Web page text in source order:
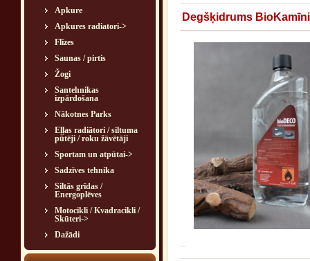
Apkure
Apkures radiatori->
Flīzes
Saunas / pirtis
Žogi
Santehnikas
izpārdošana
Nākotnes Parks
Eļļas radiātori / siltuma
pūtēji / roku žāvētāji
Sportam un atpūtai->
Sadzīves tehnika
Siltās grīdas /
Energoplēves
Motocikli / Kvadracikli /
Skūteri->
Dažādi
Degšķidrums